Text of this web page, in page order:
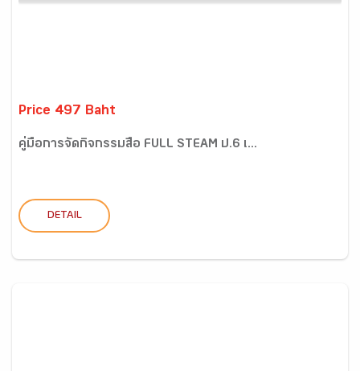
Price 497 Baht
คู่มือการจัดกิจกรรมสื่อ FULL STEAM ป.6 เ...
DETAIL